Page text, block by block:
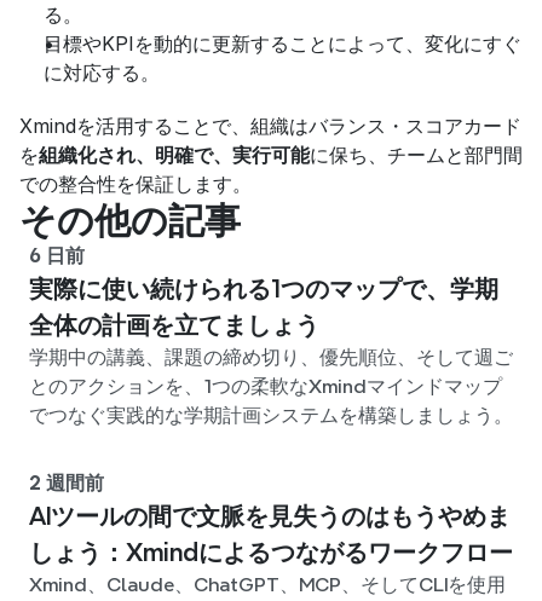
る。
目標やKPIを動的に更新することによって、変化にすぐ
に対応する。
Xmindを活用することで、組織はバランス・スコアカード
を組織化され、明確で、実行可能に保ち、チームと部門間
での整合性を保証します。
その他の記事
6 日前
実際に使い続けられる1つのマップで、学期
全体の計画を立てましょう
学期中の講義、課題の締め切り、優先順位、そして週ご
とのアクションを、1つの柔軟なXmindマインドマップ
でつなぐ実践的な学期計画システムを構築しましょう。
2 週間前
AIツールの間で文脈を見失うのはもうやめま
しょう：Xmindによるつながるワークフロー
Xmind、Claude、ChatGPT、MCP、そしてCLIを使用